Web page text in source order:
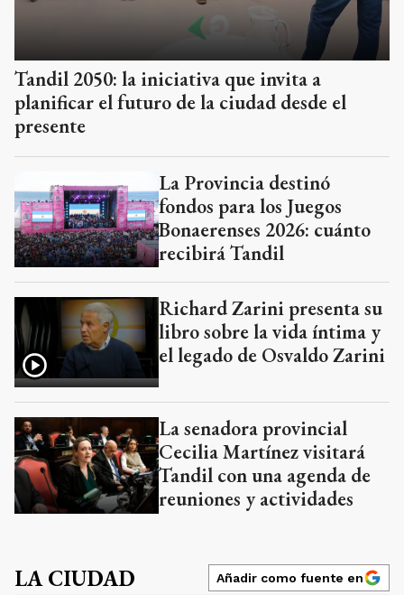
Tandil 2050: la iniciativa que invita a
planificar el futuro de la ciudad desde el
presente
La Provincia destinó
fondos para los Juegos
Bonaerenses 2026: cuánto
recibirá Tandil
Richard Zarini presenta su
libro sobre la vida íntima y
el legado de Osvaldo Zarini
La senadora provincial
Cecilia Martínez visitará
Tandil con una agenda de
reuniones y actividades
LA CIUDAD Añadir como fuente en